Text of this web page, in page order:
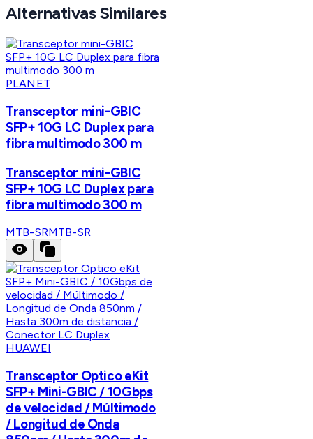
Alternativas Similares
PLANET
Transceptor mini-GBIC
SFP+ 10G LC Duplex para
fibra multimodo 300 m
Transceptor mini-GBIC
SFP+ 10G LC Duplex para
fibra multimodo 300 m
MTB-SRMTB-SR
HUAWEI
Transceptor Optico eKit
SFP+ Mini-GBIC / 10Gbps
de velocidad / Múltimodo
/ Longitud de Onda